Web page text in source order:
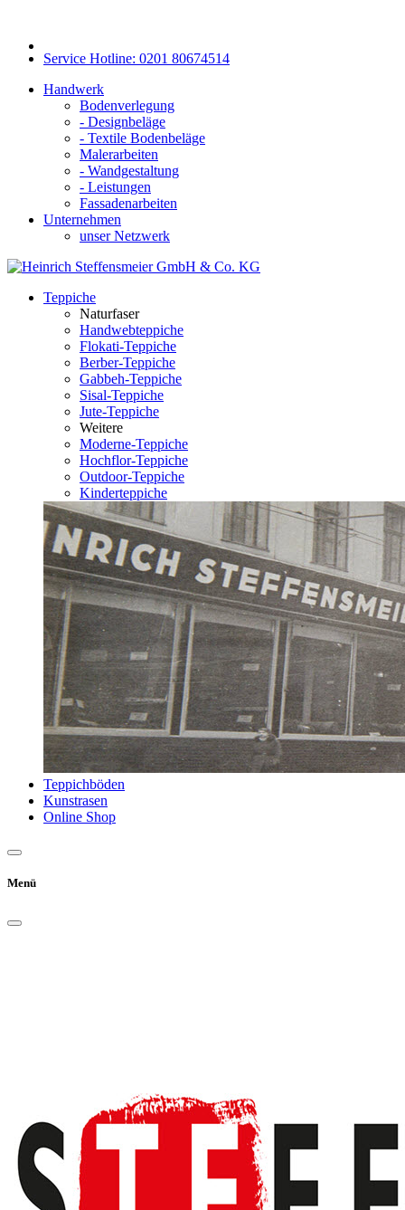
Service Hotline: 0201 80674514
Handwerk
Bodenverlegung
- Designbeläge
- Textile Bodenbeläge
Malerarbeiten
- Wandgestaltung
- Leistungen
Fassadenarbeiten
Unternehmen
unser Netzwerk
Teppiche
Naturfaser
Handwebteppiche
Flokati-Teppiche
Berber-Teppiche
Gabbeh-Teppiche
Sisal-Teppiche
Jute-Teppiche
Weitere
Moderne-Teppiche
Hochflor-Teppiche
Outdoor-Teppiche
Kinderteppiche
Teppichböden
Kunstrasen
Online Shop
Menü